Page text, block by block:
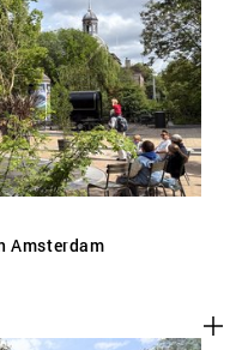
Amsterdam
OP